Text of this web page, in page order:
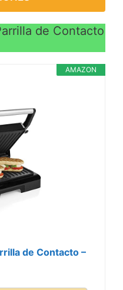
de Contacto
AMAZON
de Contacto –